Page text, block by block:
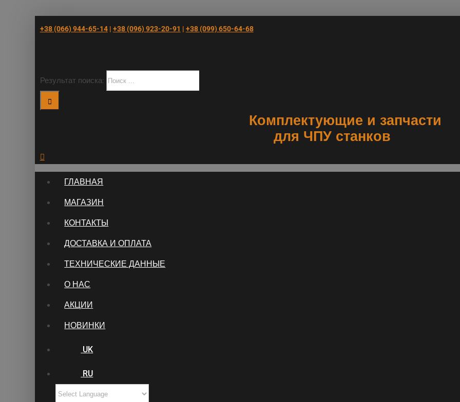
+38 (066) 944-65-14| +38 (096) 923-20-91 | +38 (‎099) 650-64-68
Результат поиска:
Комплектующие и запчасти
для ЧПУ станков
ГЛАВНАЯ
МАГАЗИН
КОНТАКТЫ
ДОСТАВКА И ОПЛАТА
ТЕХНИЧЕСКИЕ ДАННЫЕ
О НАС
АКЦИИ
НОВИНКИ
UK
RU